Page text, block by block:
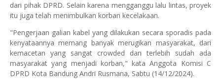
dari pihak DPRD. Selain karena mengganggu lalu lintas, proyek
itu juga telah menimbulkan korban kecelakaan.
"Pengerjaan galian kabel yang dilakukan secara sporadis pada
kenyataannya memang banyak merugikan masyarakat, dari
kemacetan yang sangat crowded dan terlebih sudah ada
masyarakat yang menjadi korban," kata Anggota Komisi C
DPRD Kota Bandung Andri Rusmana, Sabtu (14/12/2024).